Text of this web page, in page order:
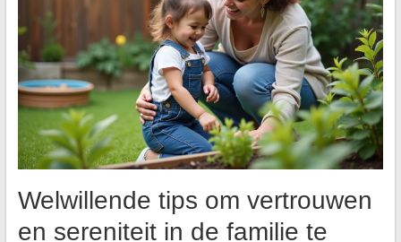
Welwillende tips om vertrouwen
en sereniteit in de familie te